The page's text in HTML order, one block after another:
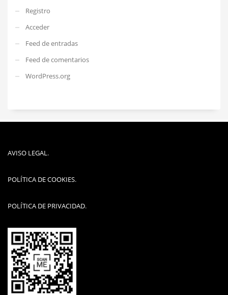
Registro
Acceder
Feed de entradas
Feed de comentarios
WordPress.org
AVISO LEGAL .
POLÍTICA DE COOKIES.
POLÍTICA DE PRIVACIDAD.